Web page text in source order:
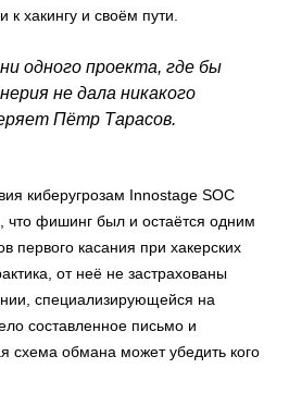
к хакингу и своём пути.
одного проекта, где бы
не дала никакого
Пётр Тарасов.
киберугрозам Innostage SOC
что фишинг был и остаётся одним
первого касания при хакерских
от неё не застрахованы
специализирующейся на
составленное письмо и
схема обмана может убедить кого